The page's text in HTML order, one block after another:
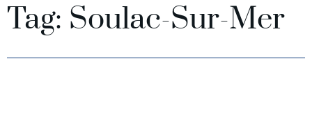
Tag: Soulac-Sur-Mer